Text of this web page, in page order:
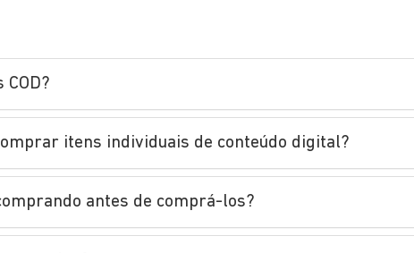
itens individuais de conteúdo digital?
antes de comprá-los?